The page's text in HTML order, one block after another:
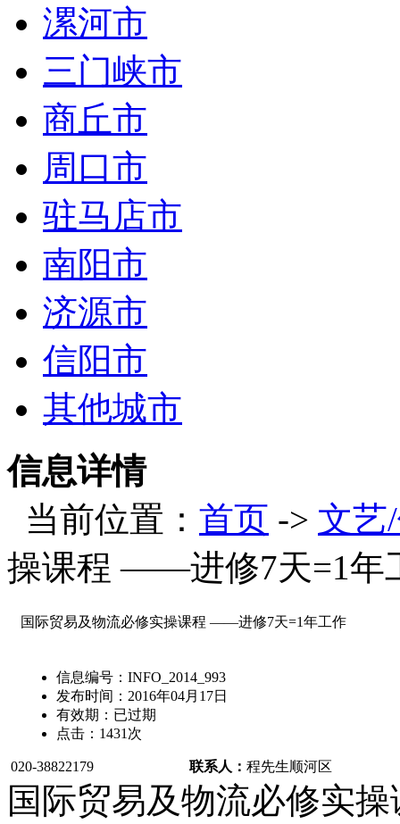
漯河市
三门峡市
商丘市
周口市
驻马店市
南阳市
济源市
信阳市
其他城市
信息详情
当前位置： 首页 -> 文艺
操课程 ——进修7天=1年
国际贸易及物流必修实操课程 ——进修7天=1年工作
信息编号： INFO_2014_993
发布时间： 2016年04月17日
有效期： 已过期
点击： 1431 次
020-38822179 联系人： 程先生顺河区
国际贸易及物流必修实